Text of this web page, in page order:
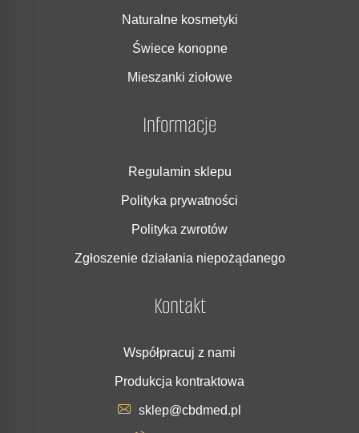
Naturalne kosmetyki
Świece konopne
Mieszanki ziołowe
Informacje
Regulamin sklepu
Polityka prywatności
Polityka zwrotów
Zgłoszenie działania niepożądanego
Kontakt
Współpracuj z nami
Produkcja kontraktowa
sklep@cbdmed.pl